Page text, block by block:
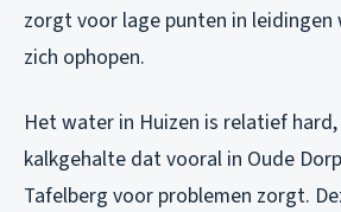
zorgt voor lage punten in leidingen
zich ophopen.
Het water in Huizen is relatief
kalkgehalte dat vooral in Oude
Tafelberg voor problemen zorgt.